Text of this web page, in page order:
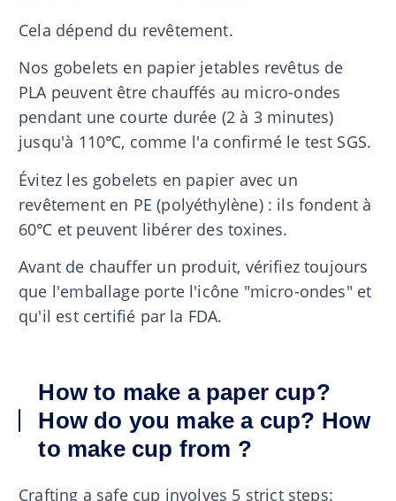
Cela dépend du revêtement.
Nos gobelets en papier jetables revêtus de
PLA peuvent être chauffés au micro-ondes
pendant une courte durée (2 à 3 minutes)
jusqu'à 110℃, comme l'a confirmé le test SGS.
Évitez les gobelets en papier avec un
revêtement en PE (polyéthylène) : ils fondent à
60℃ et peuvent libérer des toxines.
Avant de chauffer un produit, vérifiez toujours
que l'emballage porte l'icône "micro-ondes" et
qu'il est certifié par la FDA.
How to make a paper cup?
How do you make a cup? How
to make cup from ?
Crafting a safe cup involves 5 strict steps: